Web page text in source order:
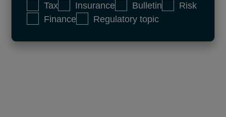
Tax
Insurance Bulletin
Risk
Finance
Regulatory topic